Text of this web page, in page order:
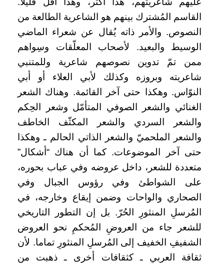
القاسم المُشترك بينهم هو الشاعرية الطالعة من
النصوص. والأمر ذاته يُقال عن شعراء الماضي
الوسيط والبعيد. لأصحاب المعلّقات وسِواهم
ممن تمّ تدوين نصوصهم شاعرية وللمتنبي
شاعريته وبروزه وكذلك لأبي العلاء أو أبي
النوّاس. وهكذا حتى آخر القائمة. وهناك الشعر
الغنائي والشعر الصوفي المتأمّل وشعر الحِكم
والشعر السردي والشعر المكثّف الخاطف
والشعر الملحميّ والشعر الذاتي الحالم ـ وهكذا
حتى آخر الموضوعات. كما أن هناك “أشكال”
متعددة للشعر، داخل عروضه وفي عباب بحوره،
على الشواطئ وفي رؤوس الجبال وفي
الصحاري والواحات وضمن إيقاع وخارجه، في
المُرسلِ المنثورِ الحُرّ. بل إن التطور التاريخي
للشعر جاء من العروضِ المُحكمِ نحو العروض
الشفيفِ الخفيف إلى المُرسلِ المنثورِ تماما. لأن
ثقافة العربي ـ كثقافات أخرى ـ ذهبت من